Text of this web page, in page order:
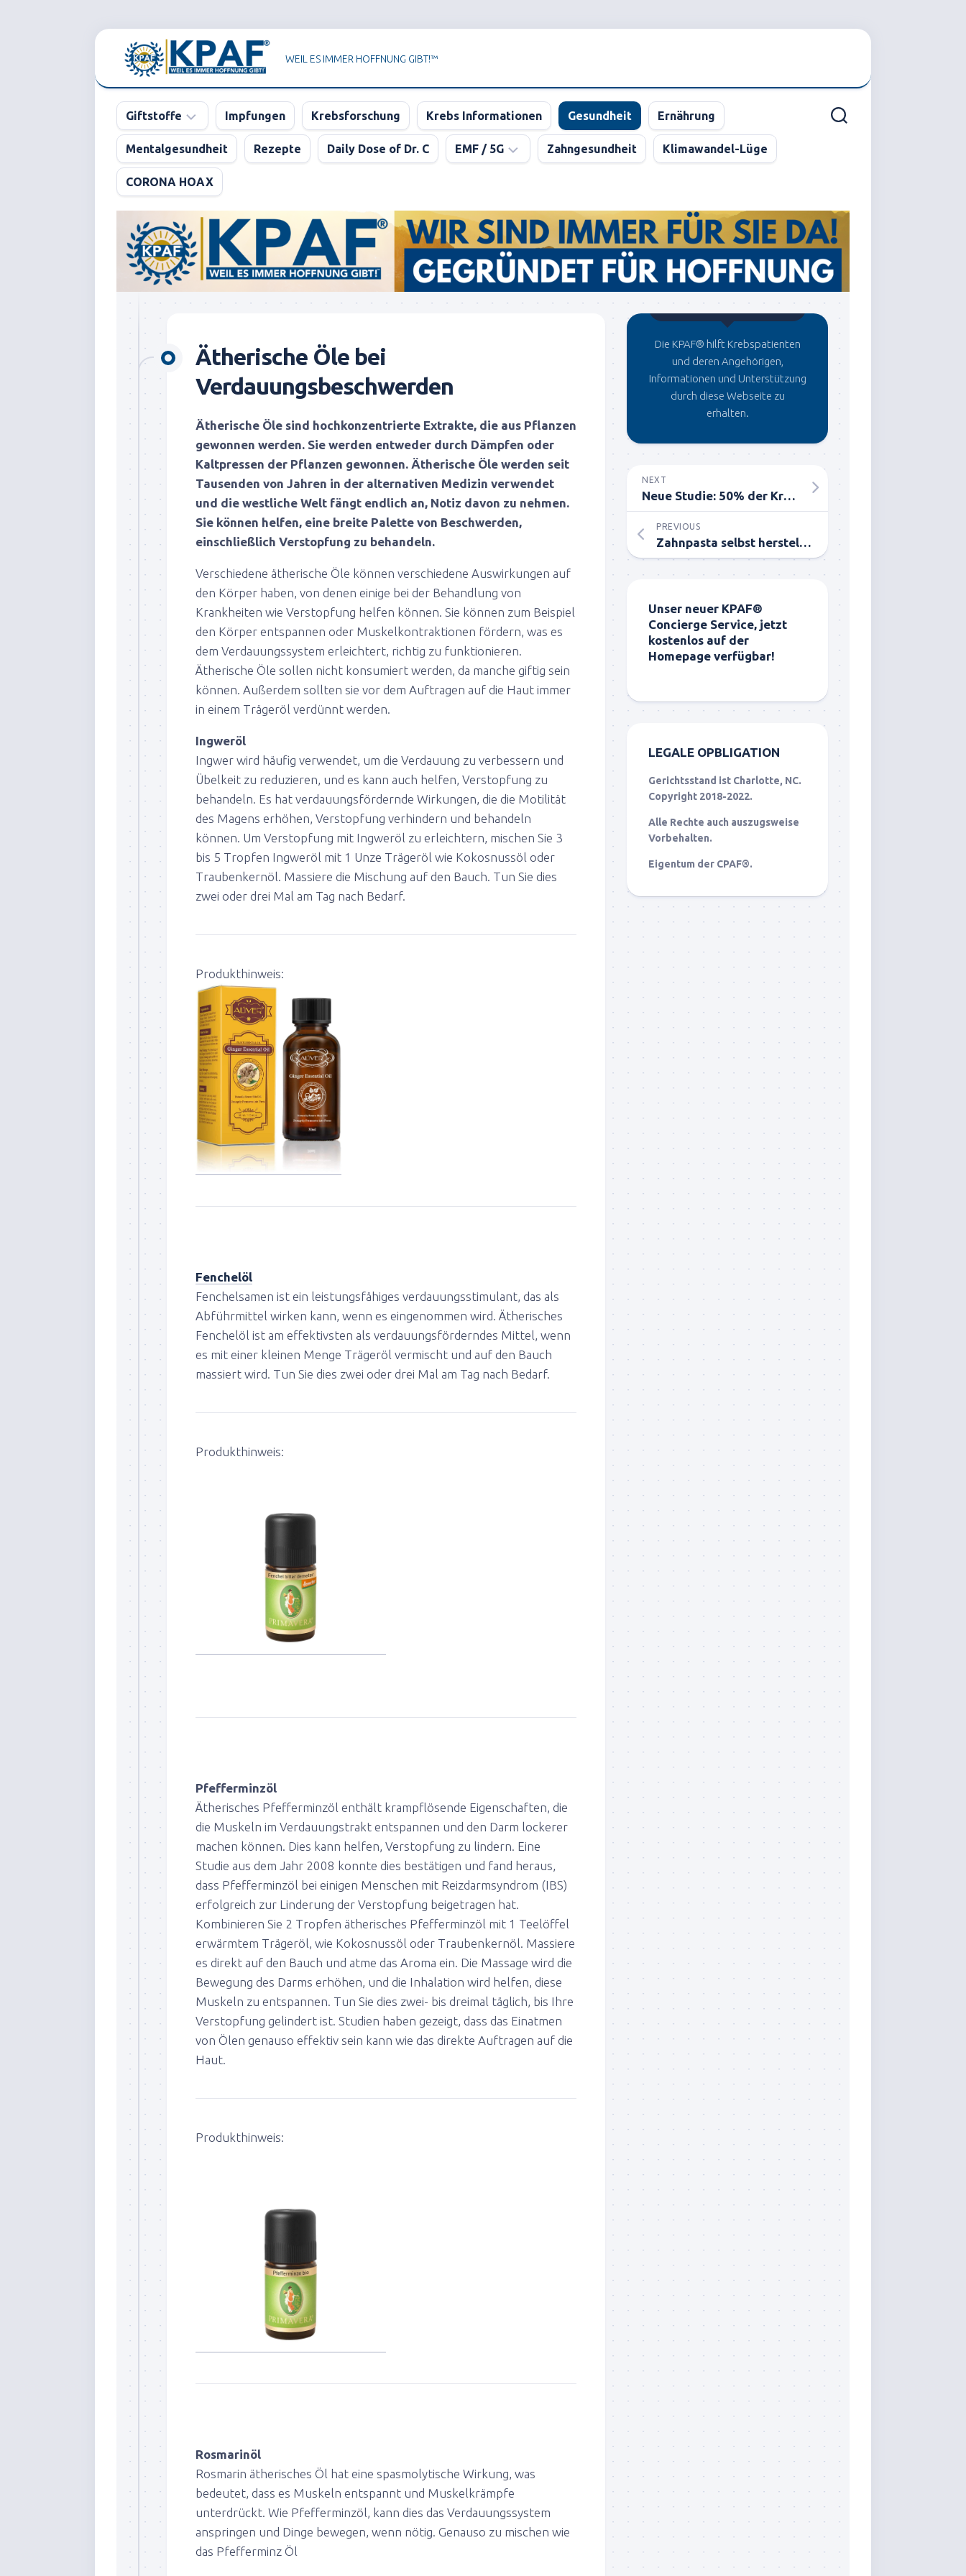
WEIL ES IMMER HOFFNUNG GIBT!™
Giftstoffe
Pharma
Impfungen Krebsforschung Krebs Informationen Gesundheit Ernährung
Mentalgesundheit Rezepte Daily Dose of Dr. C EMF / 5G
der
KPAF®
DER
GROSSE
5G
Zahngesundheit Klimawandel-Lüge
CORONA HOAX
Ätherische Öle bei
Verdauungsbeschwerden
Ätherische Öle sind hochkonzentrierte Extrakte, die aus Pflanzen
gewonnen werden. Sie werden entweder durch Dämpfen oder
Kaltpressen der Pflanzen gewonnen. Ätherische Öle werden seit
Tausenden von Jahren in der alternativen Medizin verwendet
und die westliche Welt fängt endlich an, Notiz davon zu nehmen.
Sie können helfen, eine breite Palette von Beschwerden,
einschließlich Verstopfung zu behandeln.
Verschiedene ätherische Öle können verschiedene Auswirkungen auf
den Körper haben, von denen einige bei der Behandlung von
Krankheiten wie Verstopfung helfen können. Sie können zum Beispiel
den Körper entspannen oder Muskelkontraktionen fördern, was es
dem Verdauungssystem erleichtert, richtig zu funktionieren.
Ätherische Öle sollen nicht konsumiert werden, da manche giftig sein
können. Außerdem sollten sie vor dem Auftragen auf die Haut immer
in einem Trägeröl verdünnt werden.
Ingweröl
Ingwer wird häufig verwendet, um die Verdauung zu verbessern und
Übelkeit zu reduzieren, und es kann auch helfen, Verstopfung zu
behandeln. Es hat verdauungsfördernde Wirkungen, die die Motilität
des Magens erhöhen, Verstopfung verhindern und behandeln
können. Um Verstopfung mit Ingweröl zu erleichtern, mischen Sie 3
bis 5 Tropfen Ingweröl mit 1 Unze Trägeröl wie Kokosnussöl oder
Traubenkernöl. Massiere die Mischung auf den Bauch. Tun Sie dies
zwei oder drei Mal am Tag nach Bedarf.
Produkthinweis:
Fenchelöl
Fenchelsamen ist ein leistungsfähiges verdauungsstimulant, das als
Abführmittel wirken kann, wenn es eingenommen wird. Ätherisches
Fenchelöl ist am effektivsten als verdauungsförderndes Mittel, wenn
es mit einer kleinen Menge Trägeröl vermischt und auf den Bauch
massiert wird. Tun Sie dies zwei oder drei Mal am Tag nach Bedarf.
Produkthinweis:
Pfefferminzöl
Ätherisches Pfefferminzöl enthält krampflösende Eigenschaften, die
die Muskeln im Verdauungstrakt entspannen und den Darm lockerer
machen können. Dies kann helfen, Verstopfung zu lindern. Eine
Studie aus dem Jahr 2008 konnte dies bestätigen und fand heraus,
dass Pfefferminzöl bei einigen Menschen mit Reizdarmsyndrom (IBS)
erfolgreich zur Linderung der Verstopfung beigetragen hat.
Kombinieren Sie 2 Tropfen ätherisches Pfefferminzöl mit 1 Teelöffel
erwärmtem Trägeröl, wie Kokosnussöl oder Traubenkernöl. Massiere
es direkt auf den Bauch und atme das Aroma ein. Die Massage wird die
Bewegung des Darms erhöhen, und die Inhalation wird helfen, diese
Muskeln zu entspannen. Tun Sie dies zwei- bis dreimal täglich, bis Ihre
Verstopfung gelindert ist. Studien haben gezeigt, dass das Einatmen
von Ölen genauso effektiv sein kann wie das direkte Auftragen auf die
Haut.
Produkthinweis:
Rosmarinöl
Rosmarin ätherisches Öl hat eine spasmolytische Wirkung, was
bedeutet, dass es Muskeln entspannt und Muskelkrämpfe
unterdrückt. Wie Pfefferminzöl, kann dies das Verdauungssystem
anspringen und Dinge bewegen, wenn nötig. Genauso zu mischen wie
das Pfefferminz Öl
Gegründet von Dr.C
Die KPAF® hilft Krebspatienten
und deren Angehörigen,
Informationen und Unterstützung
durch diese Webseite zu
erhalten.
NEXT
Neue Studie: 50% der Krebspatienten sterben an Chemotherapie
PREVIOUS
Zahnpasta selbst herstellen
Unser neuer KPAF®
Concierge Service, jetzt
kostenlos auf der
Homepage verfügbar!
LEGALE OPBLIGATION
Gerichtsstand ist Charlotte, NC.
Copyright 2018-2022.
Alle Rechte auch auszugsweise
Vorbehalten.
Eigentum der CPAF®.